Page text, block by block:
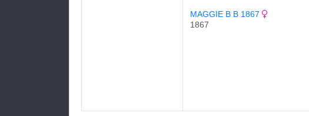
MAGGIE B B 1867
1867